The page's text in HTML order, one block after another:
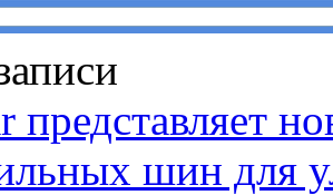
представляет
шин для